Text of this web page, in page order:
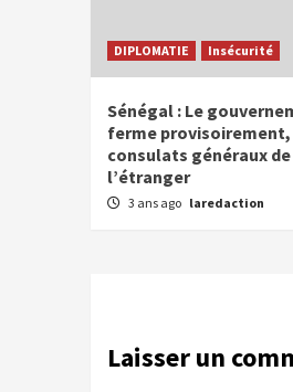
DIPLOMATIE Insécurité
Sénégal : Le
ferme provisoirement,
consulats généraux de
l’étranger
3 ans ago laredaction
Laisser un